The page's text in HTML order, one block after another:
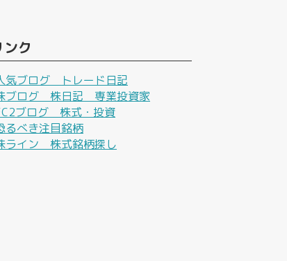
ンク
気ブログ トレード日記
ブログ 株日記 専業投資家
ブログ 株式・投資
るべき注目銘柄
ライン 株式銘柄探し